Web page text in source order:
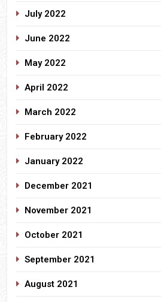
July 2022
June 2022
May 2022
April 2022
March 2022
February 2022
January 2022
December 2021
November 2021
October 2021
September 2021
August 2021